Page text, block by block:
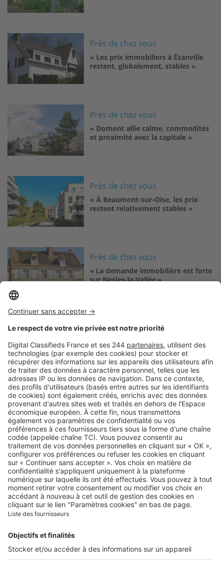
Image
Près de chez vous
« Les prix immobiliers à Ézanville
restent, globalement, stables »
Près de chez vous
« Domont allie calme, commodités
et proximité avec la capitale »
Image
Près de chez vous
« À Beaumont-sur-Oise, les prix
restent relativement stables »
Image
Près de chez vous
« La demande immobilière est forte
sur Nesles-la-Vallée »
Logic-Immo c’est aussi …
Retrouvez-nous sur …
A propos
Qui sommes-nous ?
Contacter le service client
Nous rejoindre
Presse
Nos applications